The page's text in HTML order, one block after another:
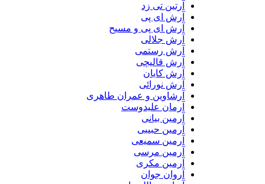
آرتین تی زد
آرش ای پی
آرش ای پی و مسیح
آرش جلالی
آرش رستمی
آرش قالیچی
آرش کایان
آرش نورائی
آرشاوین و عمران طاهری
آرمان علیدوست
آرمین بیانی
آرمین حبیبی
آرمین سمیعی
آرمین مرسی
آرمین مکری
آروان جوان